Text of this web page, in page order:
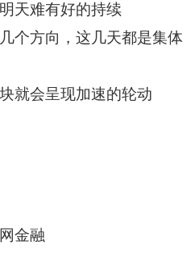
难有好的持续
方向，这几天都是集体
会呈现加速的轮动
金融